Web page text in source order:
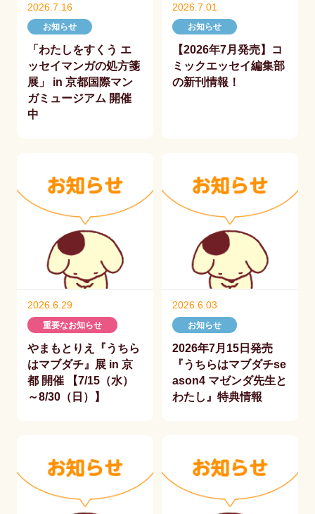
2026.7.16
お知らせ
「わたしをすくう エ
ッセイマンガの処方箋
展」 in 京都国際マン
ガミュージアム 開催
中
2026.7.01
お知らせ
【2026年7月発売】コ
ミックエッセイ編集部
の新刊情報！
2026.6.29
重要なお知らせ
やまもとりえ『うちら
はマブダチ』展 in 京
都 開催 【7/15（水）
～8/30（日）】
2026.6.03
お知らせ
2026年7月15日発売
『うちらはマブダチse
ason4 マゼンダ先生と
わたし』特典情報